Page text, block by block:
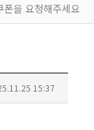
을 요청해주세요
15:37